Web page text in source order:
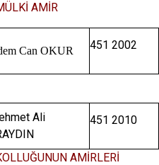
Tavas
Merkezefendi
AMİR
Can OKUR 451 2002
Ali
451 2010
AMİRLERİ